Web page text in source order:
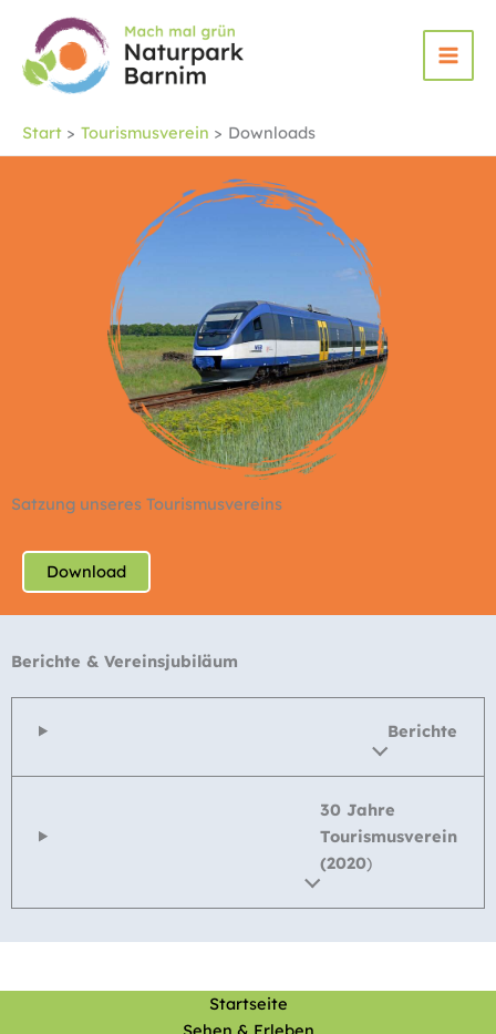
Inhalt
springen
Start Tourismusverein Downloads
Satzung unseres Tourismusvereins
Download
Berichte & Vereinsjubiläum
Berichte
30 Jahre
Tourismusverein
(2020)
Startseite